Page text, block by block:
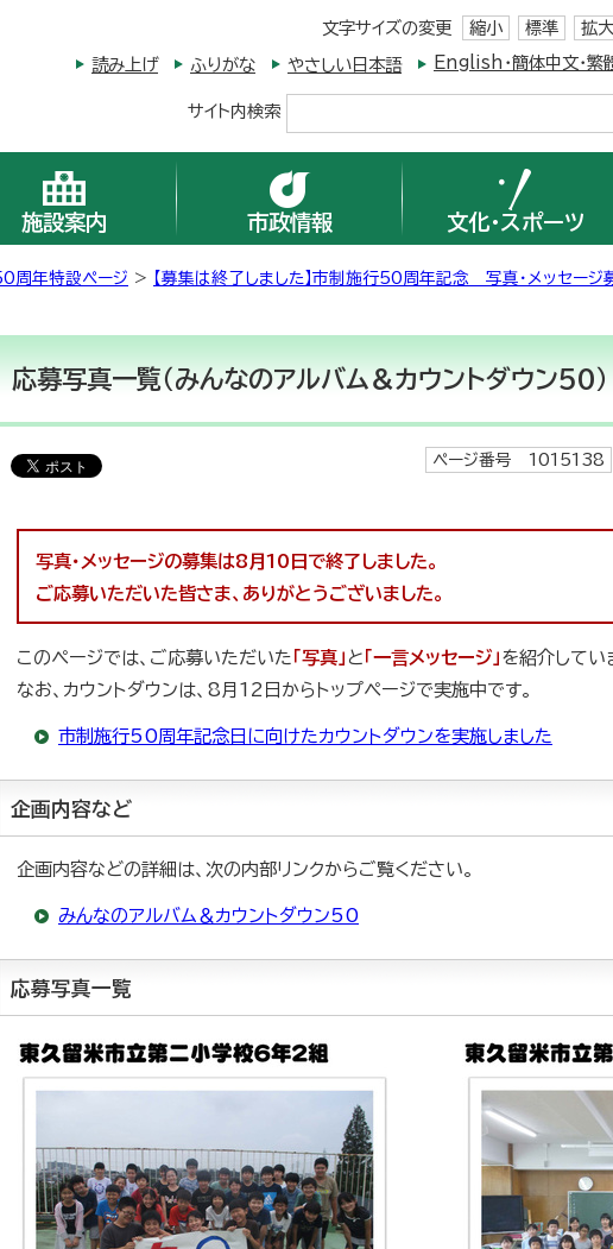
文字サイズの変更 縮小 標準 拡大
読み上げ ふりがな やさしい日本語 English・簡体中文・繁
サイト内検索
施設案内 市政情報 文化・スポーツ
周年特設ページ > 【募集は終了しました】市制施行50周年記念 写真・メッセージ
応募写真一覧（みんなのアルバム＆カウントダウン50）
ページ番号 1015138
写真・メッセージの募集は8月10日で終了しました。
ご応募いただいた皆さま、ありがとうございました。
このページでは、ご応募いただいた 「写真」 と 「一言メッセージ」 を紹介してい
なお、カウントダウンは、8月12日からトップページで実施中です。
市制施行50周年記念日に向けたカウントダウンを実施しました
企画内容など
企画内容などの詳細は、次の内部リンクからご覧ください。
みんなのアルバム＆カウントダウン50
応募写真一覧